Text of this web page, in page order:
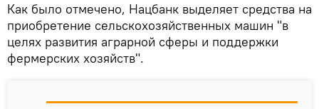
Как было отмечено, Нацбанк выделяет средства на
приобретение сельскохозяйственных машин "в
целях развития аграрной сферы и поддержки
фермерских хозяйств".